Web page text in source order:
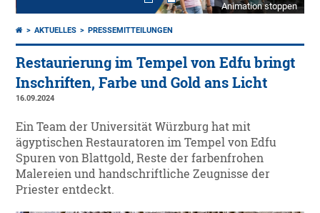
Animation stoppen
AKTUELLES PRESSEMITTEILUNGEN
Restaurierung im Tempel von Edfu bringt
Inschriften, Farbe und Gold ans Licht
16.09.2024
Ein Team der Universität Würzburg hat mit
ägyptischen Restauratoren im Tempel von Edfu
Spuren von Blattgold, Reste der farbenfrohen
Malereien und handschriftliche Zeugnisse der
Priester entdeckt.